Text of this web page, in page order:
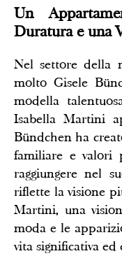
Un
Duratura e una
Nel settore della
molto Gisele
modella
Isabella Martini
Bündchen ha
familiare e valori
raggiungere nel
riflette la visione
Martini, una
moda e le
vita significativa ed